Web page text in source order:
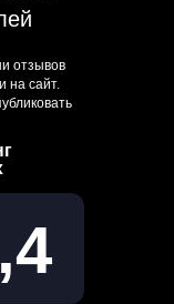
отзывов
на сайт.